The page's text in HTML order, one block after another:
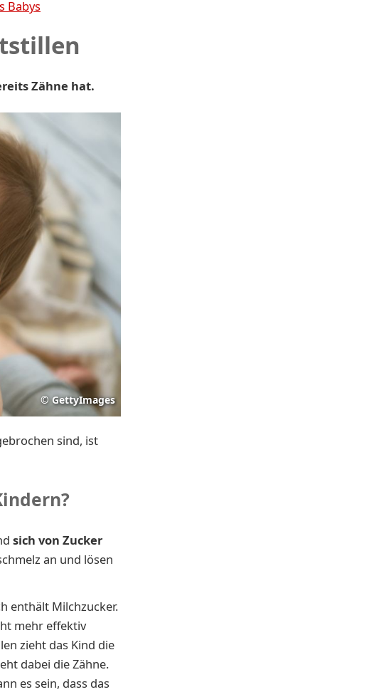
Babys
Zähne hat.
© GettyImages
sind, ist
sich von Zucker
an und lösen
enthält Milchzucker.
mehr effektiv
zieht das Kind die
dabei die Zähne.
es sein, dass das